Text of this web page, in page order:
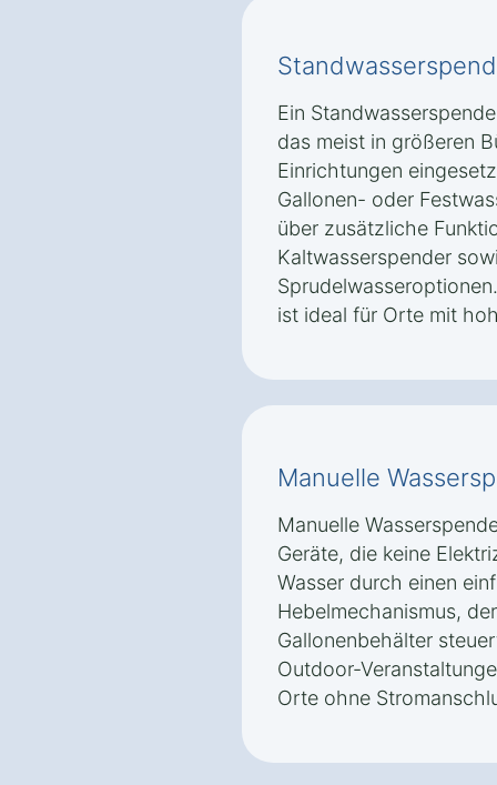
Ein
das meist in größeren
Einrichtungen
Gallonen- oder
über zusätzliche
Kaltwasserspender
ist ideal für Orte mit
Manuelle
Manuelle
Geräte, die keine
Wasser durch einen
Hebelmechanismus,
Gallonenbehälter
Outdoor-
Orte ohne